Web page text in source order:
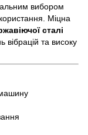
вибором
Міцна
сталі
вібрацій та високу